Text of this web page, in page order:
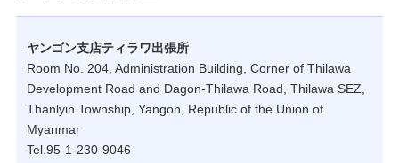
ヤンゴン支店ティラワ出張所
Room No. 204, Administration Building, Corner of Thilawa
Development Road and Dagon-Thilawa Road, Thilawa SEZ,
Thanlyin Township, Yangon, Republic of the Union of
Myanmar
Tel.95-1-230-9046